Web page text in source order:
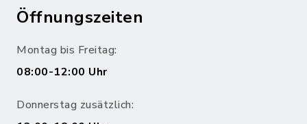
Öffnungszeiten
Montag bis Freitag:
08:00-12:00 Uhr
Donnerstag zusätzlich: